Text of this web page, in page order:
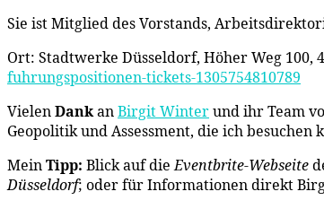
Sie ist Mitglied des Vorstands,
Ort: Stadtwerke Düsseldorf, Höher Weg 100,
fuhrungspositionen-tickets-1305754810789
VielenDankanBirgit Winterund ihr Team
Geopolitik und Assessment, die ich besuchen
MeinTipp: Blick auf dieEventbrite-Webseite
Düsseldorf; oder für Informationen direkt